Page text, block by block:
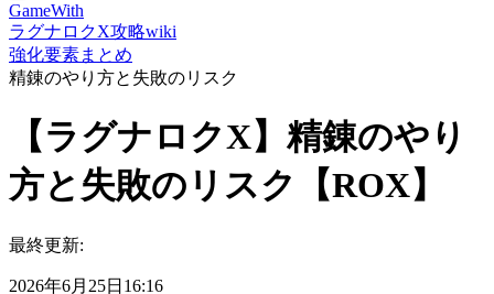
GameWith
ラグナロクX攻略wiki
強化要素まとめ
精錬のやり方と失敗のリスク
【ラグナロクX】精錬のやり
方と失敗のリスク【ROX】
最終更新:
2026年6月25日16:16